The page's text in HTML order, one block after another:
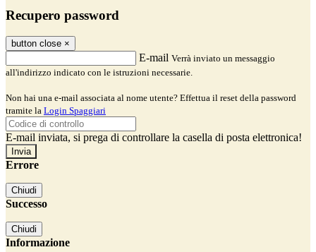
Recupero password
button close ×
E-mail Verrà inviato un messaggio
all'indirizzo indicato con le istruzioni necessarie.
Non hai una e-mail associata al nome utente? Effettua il reset della password
tramite la Login Spaggiari
E-mail inviata, si prega di controllare la casella di posta elettronica!
Errore
Chiudi
Successo
Chiudi
Informazione